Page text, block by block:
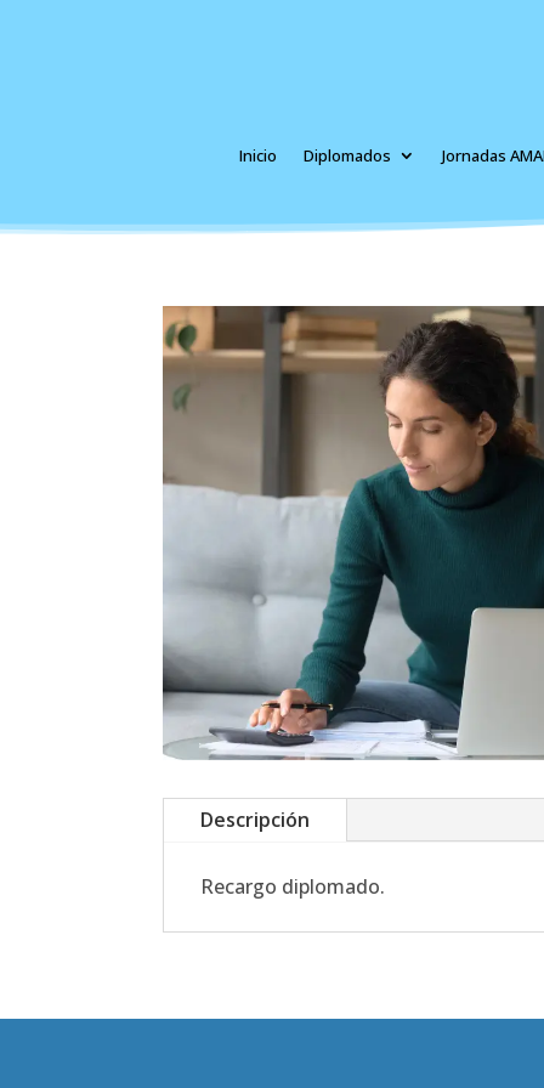
Inicio Diplomados Jornadas
Des­crip­ción
Recar­go diplo­ma­do.